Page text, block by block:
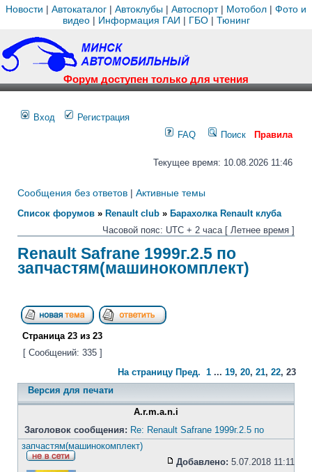
Новости | Автокаталог | Автоклубы | Автоспорт| Мотобол | Фото и
видео| Информация ГАИ | ГБО| Тюнинг
Форум доступен только для чтения
Вход
Регистрация
FAQ
Поиск Правила
Текущее время: 10.08.2026 11:46
Сообщения без ответов | Активные темы
Список форумов » Renault club » Барахолка Renault клуба
Часовой пояс: UTC + 2 часа [ Летнее время ]
Renault Safrane 1999г.2.5 по
запчастям(машинокомплект)
Страница 23 из 23
[ Сообщений: 335 ]
На страницу Пред. 1 ... 19, 20, 21, 22, 23
Версия для печати
A.r.m.a.n.i
Заголовок сообщения: Re: Renault Safrane 1999г.2.5 по
запчастям(машинокомплект)
Добавлено: 5.07.2018 11:11